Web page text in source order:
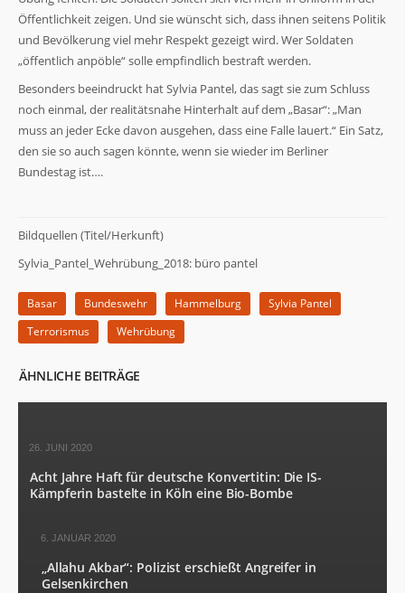
Öffentlichkeit zeigen. Und sie wünscht sich, dass ihnen seitens Politik
und Bevölkerung viel mehr Respekt gezeigt wird. Wer Soldaten
„öffentlich anpöble“ solle empfindlich bestraft werden.
Besonders beeindruckt hat Sylvia Pantel, das sagt sie zum Schluss
noch einmal, der realitätsnahe Hinterhalt auf dem „Basar“: „Man
muss an jeder Ecke davon ausgehen, dass eine Falle lauert.“ Ein Satz,
den sie so auch sagen könnte, wenn sie wieder im Berliner
Bundestag ist….
Bildquellen (Titel/Herkunft)
Sylvia_Pantel_Wehrübung_2018: büro pantel
Basar Bundeswehr Hammelburg
Sylvia Pantel
Terrorismus
Wehrübung
ÄHNLICHE BEITRÄGE
26. JUNI 2020
Acht Jahre Haft für deutsche Konvertitin: Die IS-
Kämpferin bastelte in Köln eine Bio-Bombe
6. JANUAR 2020
„Allahu Akbar“: Polizist erschießt Angreifer in
Gelsenkirchen